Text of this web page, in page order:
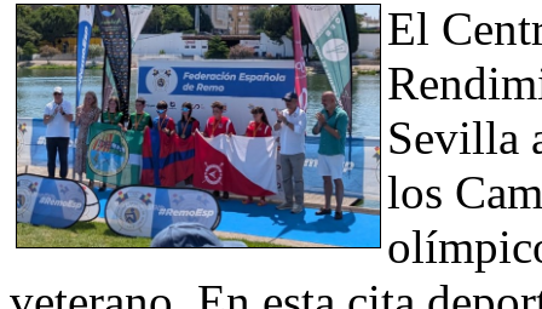
El
Sevilla
los